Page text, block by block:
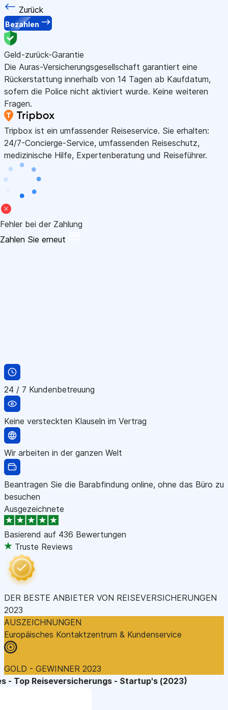
Zurück
Bezahlen
Geld-zurück-Garantie
Die Auras-Versicherungsgesellschaft garantiert eine
Rückerstattung innerhalb von 14 Tagen ab Kaufdatum,
sofern die Police nicht aktiviert wurde. Keine weiteren
Fragen.
Tripbox ist ein umfassender Reiseservice. Sie erhalten:
24/7-Concierge-Service, umfassenden Reiseschutz,
medizinische Hilfe, Expertenberatung und Reiseführer.
Fehler bei der Zahlung
Zahlen Sie erneut
24 / 7 Kundenbetreuung
Keine versteckten Klauseln im Vertrag
Wir arbeiten in der ganzen Welt
Beantragen Sie die Barabfindung online, ohne das Büro zu
besuchen
Ausgezeichnete
Basierend auf 436 Bewertungen
Truste Reviews
DER BESTE ANBIETER VON REISEVERSICHERUNGEN
2023
AUSZEICHNUNGEN
Europäisches Kontaktzentrum & Kundenservice
GOLD - GEWINNER 2023
- Top Reiseversicherungs - Startup's (2023)